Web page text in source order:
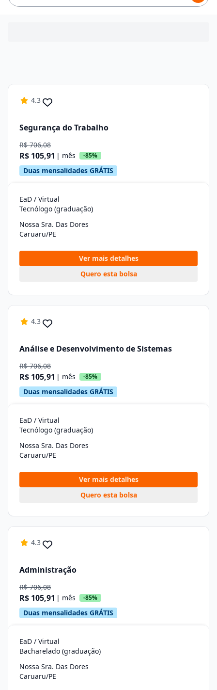
4.3
Segurança do Trabalho
R$ 706,08
R$ 105,91 | mês -85%
Duas mensalidades GRÁTIS
EaD / Virtual
Tecnólogo (graduação)
Nossa Sra. Das Dores
Caruaru/PE
Ver mais detalhes
Quero esta bolsa
4.3
Análise e Desenvolvimento de Sistemas
R$ 706,08
R$ 105,91 | mês -85%
Duas mensalidades GRÁTIS
EaD / Virtual
Tecnólogo (graduação)
Nossa Sra. Das Dores
Caruaru/PE
Ver mais detalhes
Quero esta bolsa
4.3
Administração
R$ 706,08
R$ 105,91 | mês -85%
Duas mensalidades GRÁTIS
EaD / Virtual
Bacharelado (graduação)
Nossa Sra. Das Dores
Caruaru/PE